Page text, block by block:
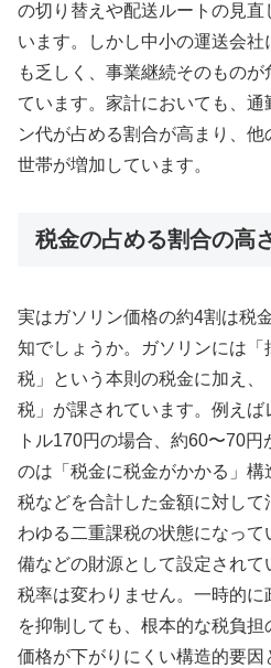
の切り替えや配送ルートの見
います。しかし中小の運送会
も乏しく、事業継続そのもの
ています。家計においても、通
ン代が占める割合が高まり、
世帯が増加しています。
税金の占める割合の高
実はガソリン価格の約4割は税
知でしょうか。ガソリンには
税」という本則の税金に加え
税」が課されています。例えば
トル170円の場合、約60〜70
のは「税金に税金がかかる」
税などを合計した金額に対し
わゆる二重課税の状態になっ
備などの財源として設定され
税率は変わりません。一時的
を抑制しても、根本的な税負担
価格が下がりにくい構造的要因